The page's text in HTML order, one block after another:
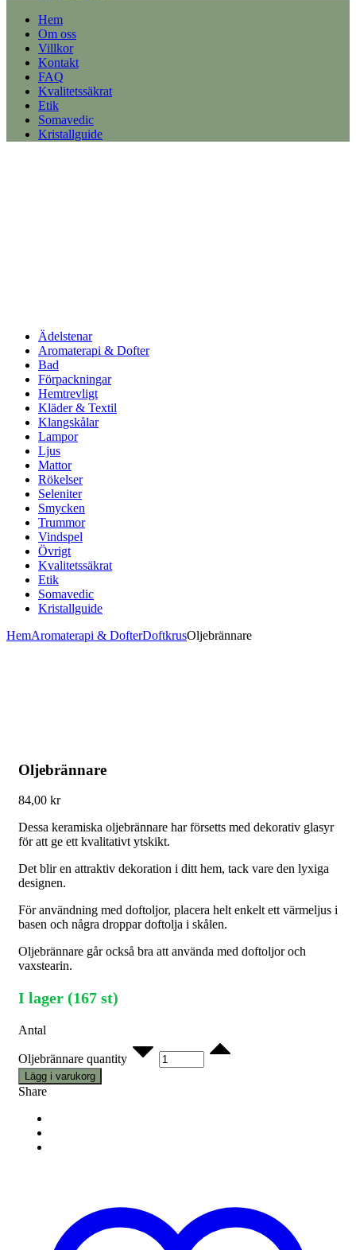
Hem
Om oss
Villkor
Kontakt
FAQ
Kvalitetssäkrat
Etik
Somavedic
Kristallguide
Ädelstenar
Aromaterapi & Dofter
Bad
Förpackningar
Hemtrevligt
Kläder & Textil
Klangskålar
Lampor
Ljus
Mattor
Rökelser
Seleniter
Smycken
Trummor
Vindspel
Övrigt
Kvalitetssäkrat
Etik
Somavedic
Kristallguide
HemAromaterapi & DofterDoftkrusOljebrännare
Oljebrännare
84,00 kr
Dessa keramiska oljebrännare har försetts med dekorativ glasyr
för att ge ett kvalitativt ytskikt.
Det blir en attraktiv dekoration i ditt hem, tack vare den lyxiga
designen.
För användning med doftoljor, placera helt enkelt ett värmeljus i
basen och några droppar doftolja i skålen.
Oljebrännare går också bra att använda med doftoljor och
vaxstearin.
I lager (167 st)
Antal
Oljebrännare quantity
Lägg i varukorg
Share